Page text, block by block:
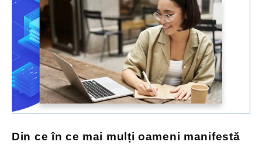
Din ce în ce mai mulți oameni manifestă